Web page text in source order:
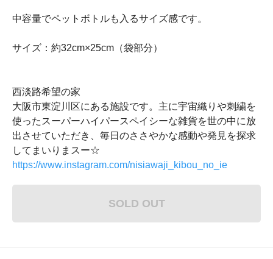
中容量でペットボトルも入るサイズ感です。
サイズ：約32cm×25cm（袋部分）
西淡路希望の家
大阪市東淀川区にある施設です。主に宇宙織りや刺繍を
使ったスーパーハイパースペイシーな雑貨を世の中に放
出させていただき、毎日のささやかな感動や発見を探求
してまいりまスー☆
https://www.instagram.com/nisiawaji_kibou_no_ie
SOLD OUT